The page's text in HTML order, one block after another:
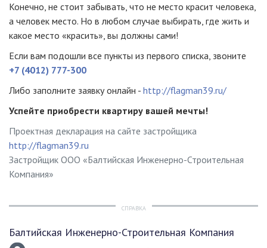
Конечно, не стоит забывать, что не место красит человека,
а человек место. Но в любом случае выбирать, где жить и
какое место «красить», вы должны сами!
Если вам подошли все пункты из первого списка, звоните
+7 (4012) 777-300
Либо заполните заявку онлайн - http://flagman39.ru/
Успейте приобрести квартиру вашей мечты!
Проектная декларация на сайте застройщика
http://flagman39.ru
Застройщик ООО «Балтийская Инженерно-Строительная
Компания»
СПРАВКА
Балтийская Инженерно-Строительная Компания